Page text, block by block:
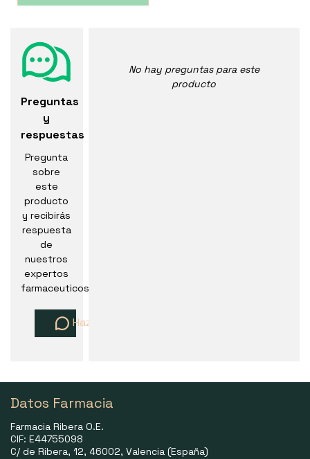
Preguntas
y
respuestas
Pregunta
sobre
este
producto
y recibirás
respuesta
de
nuestros
expertos
farmaceuticos
Haz una pregunta
No hay preguntas para este
producto
Datos Farmacia
Farmacia Ribera O.E.
CIF: E44755098
C/ de Ribera, 12, 46002, Valencia (España)